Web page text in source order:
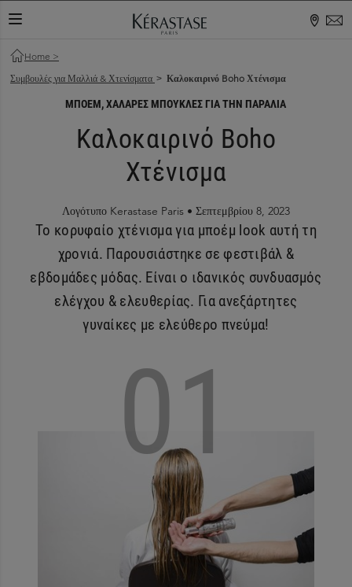
ΕΝΑΛΛΑΓΉ ΠΕΡΙΉΓΗΣΗΣ
Home >
Συμβουλές για Μαλλιά & Χτενίσματα > Καλοκαιρινό Boho Χτένισμα
ΜΠΟΈΜ, ΧΑΛΑΡΈΣ ΜΠΟΎΚΛΕΣ ΓΙΑ ΤΗΝ ΠΑΡΑΛΊΑ
Καλοκαιρινό Boho
Χτένισμα
Λογότυπο Kerastase Paris • Σεπτεμβρίου 8, 2023
Το κορυφαίο χτένισμα για μποέμ look αυτή τη
χρονιά. Παρουσιάστηκε σε φεστιβάλ &
εβδομάδες μόδας. Είναι ο ιδανικός συνδυασμός
ελέγχου & ελευθερίας. Για ανεξάρτητες
γυναίκες με ελεύθερο πνεύμα!
01